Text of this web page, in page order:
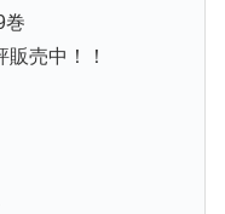
巻
売中！！